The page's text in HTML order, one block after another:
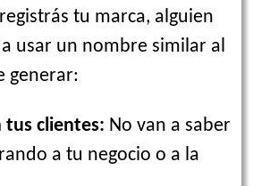
tu marca, alguien
usar un nombre similar al
generar:
tus clientes: No van a saber
a tu negocio o a la